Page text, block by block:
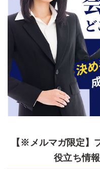
【※メルマガ限定】
役立ち情